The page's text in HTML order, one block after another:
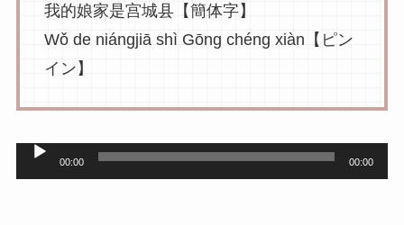
我的娘家是宫城县【簡体字】
Wǒ de niángjiā shì Gōng chéng xiàn【ピン
イン】
00:00 00:00